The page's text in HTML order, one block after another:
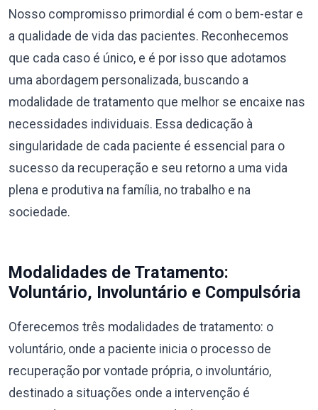
Nosso compromisso primordial é com o bem-estar e
a qualidade de vida das pacientes. Reconhecemos
que cada caso é único, e é por isso que adotamos
uma abordagem personalizada, buscando a
modalidade de tratamento que melhor se encaixe nas
necessidades individuais. Essa dedicação à
singularidade de cada paciente é essencial para o
sucesso da recuperação e seu retorno a uma vida
plena e produtiva na família, no trabalho e na
sociedade.
Modalidades de Tratamento:
Voluntário, Involuntário e Compulsória
Oferecemos três modalidades de tratamento: o
voluntário, onde a paciente inicia o processo de
recuperação por vontade própria, o involuntário,
destinado a situações onde a intervenção é